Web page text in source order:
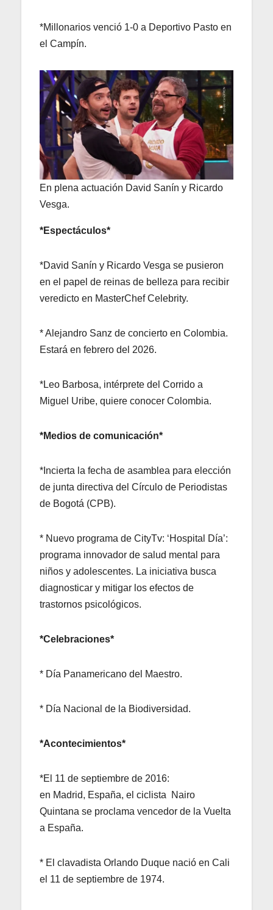
*Millonarios venció 1-0 a Deportivo Pasto en
el Campín.
En plena actuación David Sanín y Ricardo
Vesga.
*Espectáculos*
*David Sanín y Ricardo Vesga se pusieron
en el papel de reinas de belleza para recibir
veredicto en MasterChef Celebrity.
* Alejandro Sanz de concierto en Colombia.
Estará en febrero del 2026.
*Leo Barbosa, intérprete del Corrido a
Miguel Uribe, quiere conocer Colombia.
*Medios de comunicación*
*Incierta la fecha de asamblea para elección
de junta directiva del Círculo de Periodistas
de Bogotá (CPB).
* Nuevo programa de CityTv: ‘Hospital Día’:
programa innovador de salud mental para
niños y adolescentes. La iniciativa busca
diagnosticar y mitigar los efectos de
trastornos psicológicos.
*Celebraciones*
* Día Panamericano del Maestro.
* Día Nacional de la Biodiversidad.
*Acontecimientos*
*El 11 de septiembre de 2016:
en Madrid, España, el ciclista Nairo
Quintana se proclama vencedor de la Vuelta
a España.
* El clavadista Orlando Duque nació en Cali
el 11 de septiembre de 1974.